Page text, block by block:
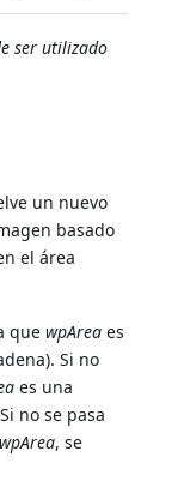
ser utilizado
un nuevo
basado
el área
quewpArea es
Si no
es una
no se pasa
wpArea, se